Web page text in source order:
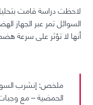
لاحظت دراسة قامت
السوائل تمر عبر الجهاز
أنها لا تؤثر على سرعة
ملخص: إنشرب
الحمضية – مع